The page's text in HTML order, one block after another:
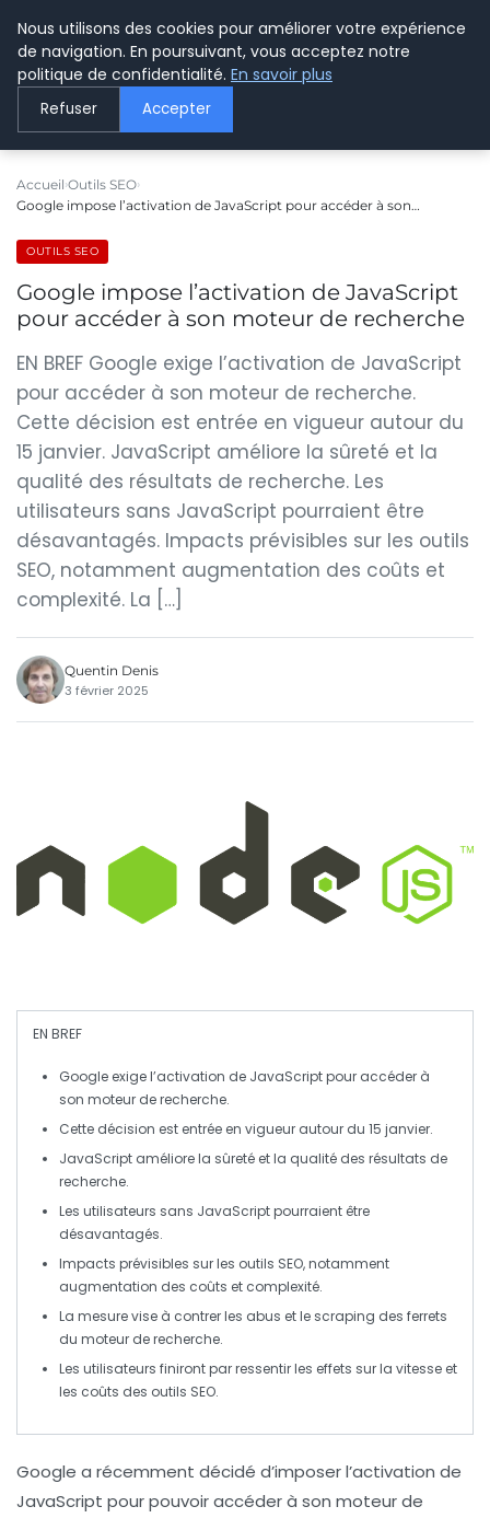
LE WEBMARKETING
Accueil Outils SEO
Google impose l’activation de JavaScript pour accéder à son…
OUTILS SEO
Google impose l’activation de JavaScript
pour accéder à son moteur de recherche
EN BREF Google exige l’activation de JavaScript
pour accéder à son moteur de recherche.
Cette décision est entrée en vigueur autour du
15 janvier. JavaScript améliore la sûreté et la
qualité des résultats de recherche. Les
utilisateurs sans JavaScript pourraient être
désavantagés. Impacts prévisibles sur les outils
SEO, notamment augmentation des coûts et
complexité. La […]
Quentin Denis
3 février 2025
EN BREF
Google exige l’activation de JavaScriptpour accéder à
son moteur de recherche.
Cette décision est entrée en vigueur autour du 15 janvier.
JavaScript améliore la sûreté et la qualité des résultats de
recherche.
Les utilisateurs sans JavaScriptpourraient être
désavantagés.
Impacts prévisibles sur les outils SEO, notamment
augmentation des coûts et complexité.
La mesure vise à contrer les abus et le scraping des ferrets
du moteur de recherche.
Les utilisateurs finiront par ressentir les effets sur la vitesse et
les coûts des outils SEO.
Google a récemment décidé d’imposer l’activation de
JavaScript pour pouvoir accéder à son moteur de
Nous utilisons des cookies pour améliorer votre expérience
de navigation. En poursuivant, vous acceptez notre
politique de confidentialité. En savoir plus
Refuser Accepter